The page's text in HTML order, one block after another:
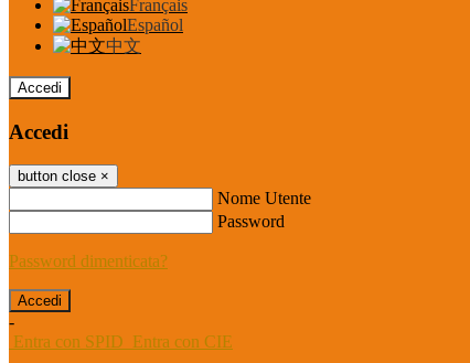
Français
Español
中文
Accedi
Accedi
button close ×
Nome Utente
Password
Password dimenticata?
-
Entra con SPID Entra con CIE